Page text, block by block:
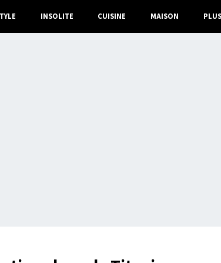
INSOLITE CUISINE MAISON PLUS